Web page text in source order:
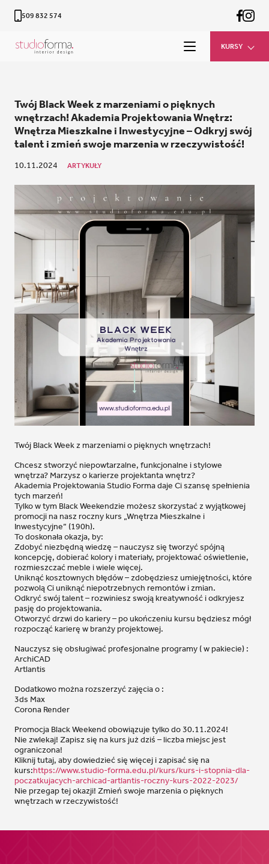
509 832 574
KURSY
Twój Black Week z marzeniami o pięknych
wnętrzach! Akademia Projektowania Wnętrz:
Wnętrza Mieszkalne i Inwestycyjne – Odkryj swój
talent i zmień swoje marzenia w rzeczywistość!
10.11.2024 ARTYKUŁY
Twój Black Week z marzeniami o pięknych wnętrzach!
Chcesz stworzyć niepowtarzalne, funkcjonalne i stylowe
wnętrza? Marzysz o karierze projektanta wnętrz?
Akademia Projektowania Studio Forma daje Ci szansę spełnienia
tych marzeń!
Tylko w tym Black Weekendzie możesz skorzystać z wyjątkowej
promocji na nasz roczny kurs „Wnętrza Mieszkalne i
Inwestycyjne” (190h).
To doskonała okazja, by:
Zdobyć niezbędną wiedzę – nauczysz się tworzyć spójną
koncepcję, dobierać kolory i materiały, projektować oświetlenie,
rozmieszczać meble i wiele więcej.
Uniknąć kosztownych błędów – zdobędziesz umiejętności, które
pozwolą Ci uniknąć niepotrzebnych remontów i zmian.
Odkryć swój talent – rozwiniesz swoją kreatywność i odkryjesz
pasję do projektowania.
Otworzyć drzwi do kariery – po ukończeniu kursu będziesz mógł
rozpocząć karierę w branży projektowej.
Nauczysz się obsługiwać profesjonalne programy ( w pakiecie) :
ArchiCAD
Artlantis
Dodatkowo można rozszerzyć zajęcia o :
3ds Max
Corona Render
Promocja Black Weekend obowiązuje tylko do 30.11.2024!
Nie zwlekaj! Zapisz się na kurs już dziś – liczba miejsc jest
ograniczona!
Kliknij tutaj, aby dowiedzieć się więcej i zapisać się na
kurs:https://www.studio-forma.edu.pl/kurs/kurs-i-stopnia-dla-
poczatkujacych-archicad-artlantis-roczny-kurs-2022-2023/
Nie przegap tej okazji! Zmień swoje marzenia o pięknych
wnętrzach w rzeczywistość!